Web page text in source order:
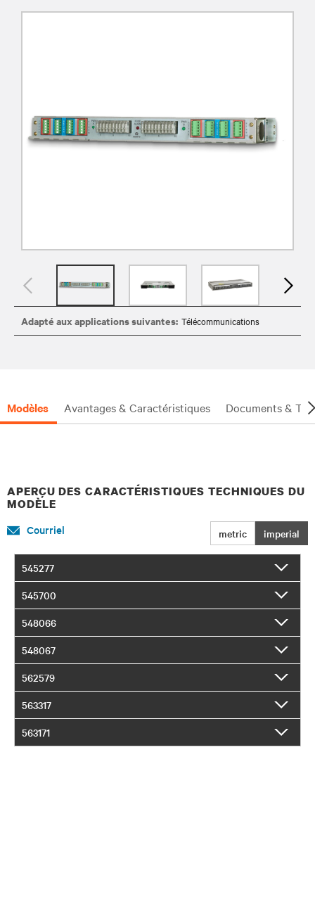
Adapté aux applications suivantes: Télécommunications
Modèles Avantages & Caractéristiques Documents &
APERÇU DES CARACTÉRISTIQUES TECHNIQUES DU
MODÈLE
metric imperial
Courriel
545277
545700
548066
548067
562579
563317
563171